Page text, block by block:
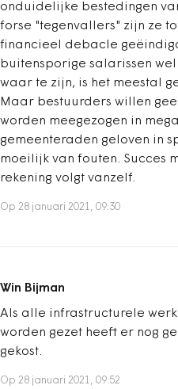
onduidelijke bestedingen
forse "tegenvallers" zijn ze
financieel debacle
buitensporige salarissen
waar te zijn, is het meestal
Maar bestuurders willen
worden meegezogen in
gemeenteraden geloven in
moeilijk van fouten. Succes
rekening volgt vanzelf.
Op 28 januari 2021, 09:30
Win Bijman
Als alle infrastructurele
worden gezet heeft er nog
gekost.
Op 28 januari 2021, 09:52